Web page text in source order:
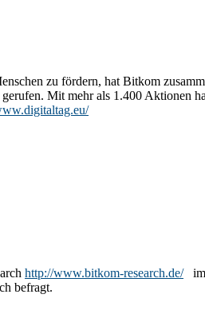
zu fördern, hat Bitkom
Mit mehr als 1.400 Aktionen
http://www.bitkom-research.de/im
befragt.